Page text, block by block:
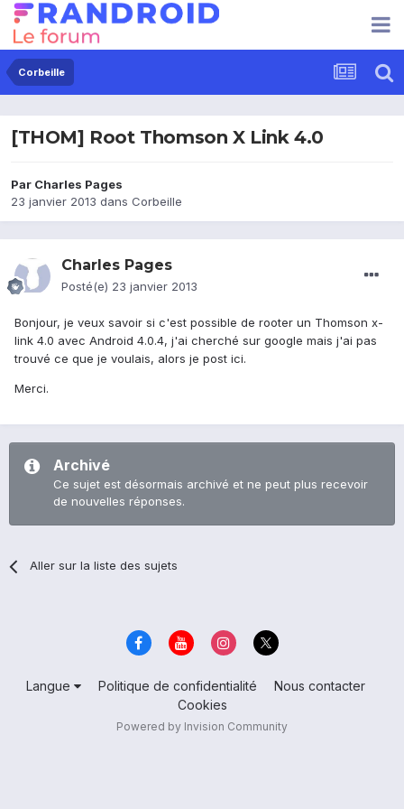
Corbeille
[THOM] Root Thomson X Link 4.0
Par Charles Pages
23 janvier 2013 dans Corbeille
Charles Pages
Posté(e) 23 janvier 2013
Bonjour, je veux savoir si c'est possible de rooter un Thomson x-
link 4.0 avec Android 4.0.4, j'ai cherché sur google mais j'ai pas
trouvé ce que je voulais, alors je post ici.
Merci.
Archivé
Ce sujet est désormais archivé et ne peut plus recevoir
de nouvelles réponses.
Aller sur la liste des sujets
Langue Politique de confidentialité
Nous contacter
Cookies
Powered by Invision Community